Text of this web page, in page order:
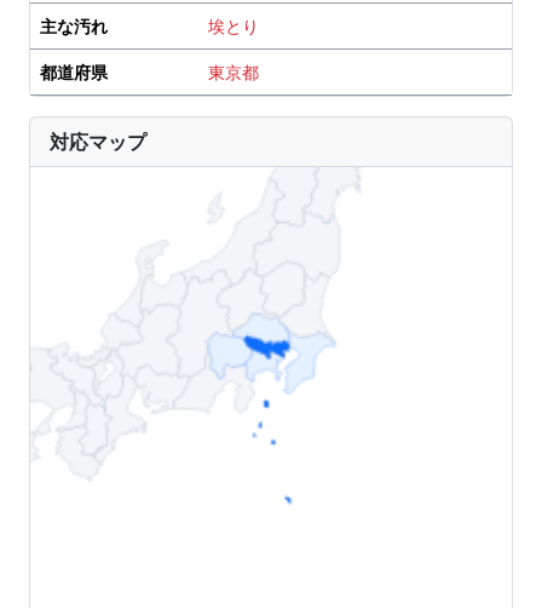
主な汚れ
埃とり
都道府県
東京都
対応マップ